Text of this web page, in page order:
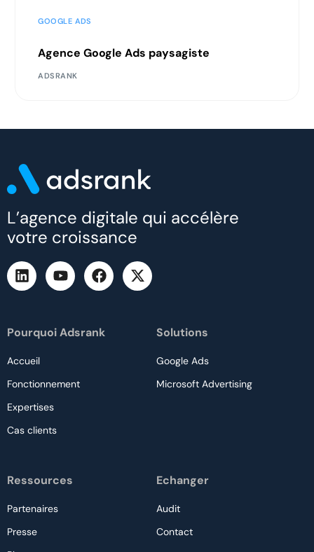
GOOGLE ADS
Agence Google Ads paysagiste
ADSRANK
L’agence digitale qui accélère
votre croissance
Pourquoi Adsrank
Accueil
Fonctionnement
Expertises
Cas clients
Solutions
Google Ads
Microsoft Advertising
Ressources
Partenaires
Presse
Echanger
Audit
Contact